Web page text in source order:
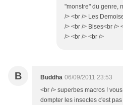
"monstre" du genre,
/> <br /> Les
/> <br /> Bises<br />
/> <br /> <br />
B Buddha 06/09/2011 23:53
<br /> superbes macros !
dompter les insectes c'est